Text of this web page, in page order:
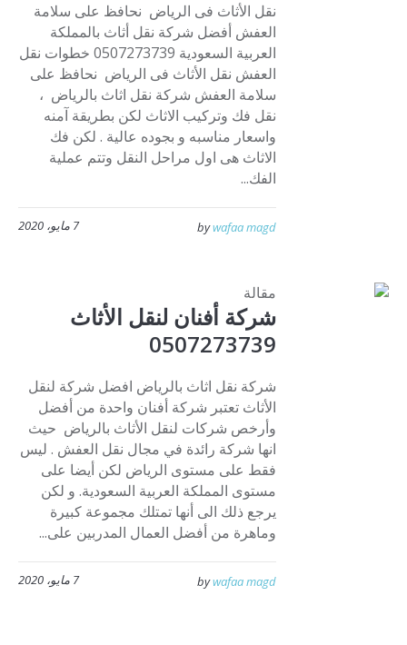
نقل الأثاث فى الرياض نحافظ على سلامة
العفش أفضل شركة نقل أثاث بالمملكة
العربية السعودية 0507273739 خطوات نقل
العفش نقل الأثاث فى الرياض نحافظ على
سلامة العفش شركة نقل اثاث بالرياض ،
نقل فك وتركيب الاثاث لكن بطريقة آمنه
واسعار مناسبه و بجوده عالية . لكن فك
الاثاث هى اول مراحل النقل وتتم عملية
الفك...
7 مايو، 2020 bywafaa magd
مقالة
شركة أفنان لنقل الأثاث
0507273739
شركة نقل اثاث بالرياض افضل شركة لنقل
الأثاث تعتبر شركة أفنان واحدة من أفضل
وأرخص شركات لنقل الأثاث بالرياض حيث
انها شركة رائدة في مجال نقل العفش . ليس
فقط على مستوى الرياض لكن أيضا على
مستوى المملكة العربية السعودية. و لكن
يرجع ذلك الى أنها تمتلك مجموعة كبيرة
وماهرة من أفضل العمال المدربين على...
7 مايو، 2020 bywafaa magd